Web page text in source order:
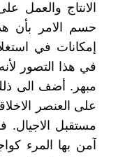
الانتاج والعمل
حسم الامر بأن
إمكانات في
في هذا التصور
مبهر. أضف الى ذلك
على العنصر
مستقبل الاجيال.
آمن بها المرء